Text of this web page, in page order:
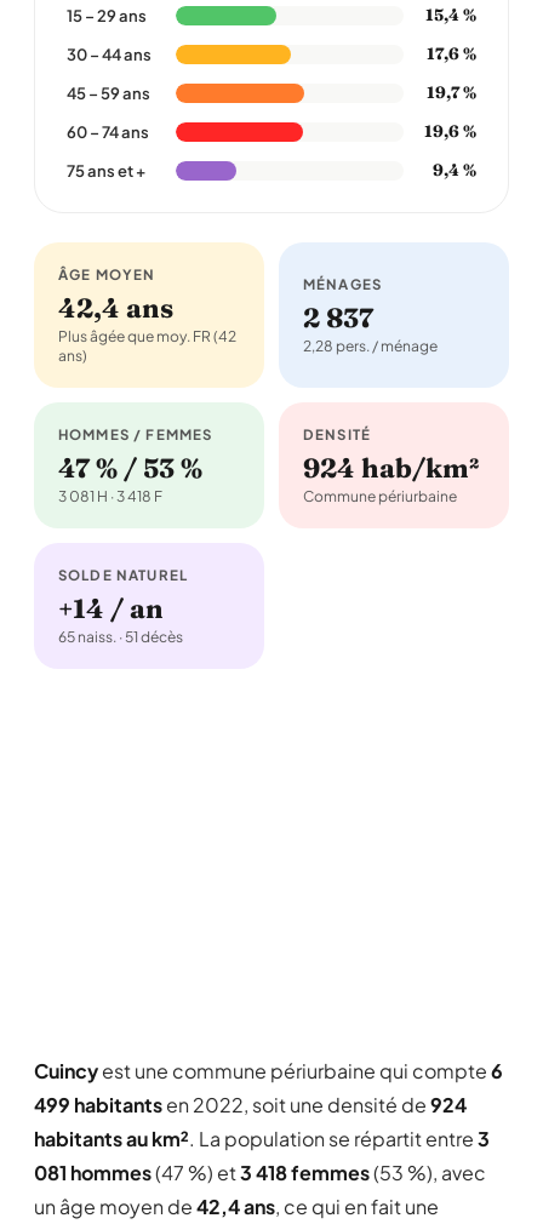
15 – 29 ans 15,4 %
30 – 44 ans 17,6 %
45 – 59 ans 19,7 %
60 – 74 ans 19,6 %
75 ans et + 9,4 %
ÂGE MOYEN
42,4 ans
Plus âgée que moy. FR (42
ans)
MÉNAGES
2 837
2,28 pers. / ménage
HOMMES / FEMMES
47 % / 53 %
3 081 H · 3 418 F
DENSITÉ
924 hab/km²
Commune périurbaine
SOLDE NATUREL
+14 / an
65 naiss. · 51 décès
Cuincyest une commune périurbaine qui compte6
499 habitantsen 2022, soit une densité de924
habitants au km². La population se répartit entre3
081 hommes(47 %) et3 418 femmes(53 %), avec
un âge moyen de42,4 ans, ce qui en fait une